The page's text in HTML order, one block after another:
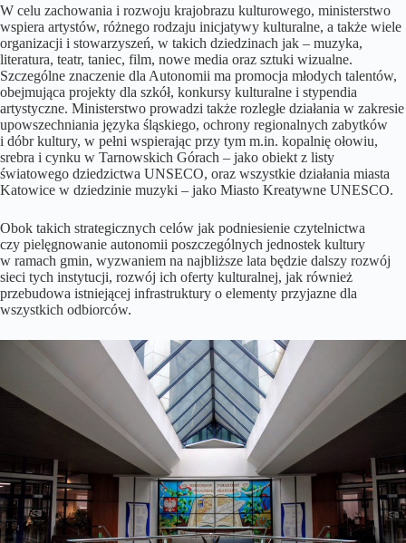
W celu zachowania i rozwoju krajobrazu kulturowego, ministerstwo
wspiera artystów, różnego rodzaju inicjatywy kulturalne, a także wiele
organizacji i stowarzyszeń, w takich dziedzinach jak – muzyka,
literatura, teatr, taniec, film, nowe media oraz sztuki wizualne.
Szczególne znaczenie dla Autonomii ma promocja młodych talentów,
obejmująca projekty dla szkół, konkursy kulturalne i stypendia
artystyczne. Ministerstwo prowadzi także rozległe działania w zakresie
upowszechniania języka śląskiego, ochrony regionalnych zabytków
i dóbr kultury, w pełni wspierając przy tym m.in. kopalnię ołowiu,
srebra i cynku w Tarnowskich Górach – jako obiekt z listy
światowego dziedzictwa UNSECO, oraz wszystkie działania miasta
Katowice w dziedzinie muzyki – jako Miasto Kreatywne UNESCO.
Obok takich strategicznych celów jak podniesienie czytelnictwa
czy pielęgnowanie autonomii poszczególnych jednostek kultury
w ramach gmin, wyzwaniem na najbliższe lata będzie dalszy rozwój
sieci tych instytucji, rozwój ich oferty kulturalnej, jak również
przebudowa istniejącej infrastruktury o elementy przyjazne dla
wszystkich odbiorców.